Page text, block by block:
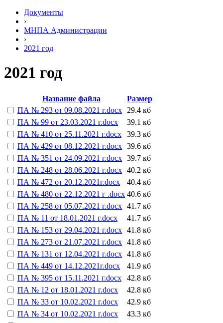
Документы
›
МНПА Администрации
›
2021 год
2021 год
Название файла
Размер
ПА № 293 от 09.08.2021 г.docx
29.4 кб
ПА № 99 от 23.03.2021 г.docx
39.1 кб
ПА № 410 от 25.11.2021 г.docx
39.3 кб
ПА № 429 от 08.12.2021 г.docx 39.6 кб
ПА № 351 от 24.09.2021 г.docx 39.7 кб
ПА № 248 от 28.06.2021 г.docx 40.2 кб
ПА № 472 от 20.12.2021г.docx
40.4 кб
ПА № 480 от 22.12.2021 г .docx 40.6 кб
ПА № 258 от 05.07.2021 г.docx 41.7 кб
ПА № 11 от 18.01.2021 г.docx
41.7 кб
ПА № 153 от 29.04.2021 г.docx 41.8 кб
ПА № 273 от 21.07.2021 г.docx 41.8 кб
ПА № 131 от 12.04.2021 г.docx 41.8 кб
ПА № 449 от 14.12.2021г.docx
41.9 кб
ПА № 395 от 15.11.2021 г.docx
42.8 кб
ПА № 12 от 18.01.2021 г.docx
42.8 кб
ПА № 33 от 10.02.2021 г.docx
42.9 кб
ПА № 34 от 10.02.2021 г.docx
43.3 кб